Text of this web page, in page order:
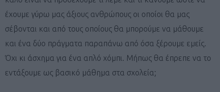
έχουμε γύρω μας άξιους ανθρώπους οι οποίοι θα μας
σέβονται και από τους οποίους θα μπορούμε να μάθουμε
και ένα δύο πράγματα παραπάνω από όσα ξέρουμε εμείς.
Όχι κι άσχημα για ένα απλό χόμπι. Μήπως θα έπρεπε να το
εντάξουμε ως βασικό μάθημα στα σχολεία;